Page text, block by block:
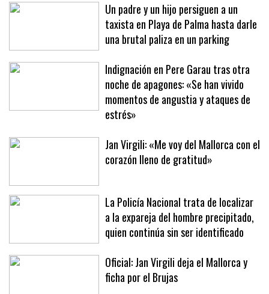
Un padre y un hijo persiguen a un
taxista en Playa de Palma hasta darle
una brutal paliza en un parking
Indignación en Pere Garau tras otra
noche de apagones: «Se han vivido
momentos de angustia y ataques de
estrés»
Jan Virgili: «Me voy del Mallorca con el
corazón lleno de gratitud»
La Policía Nacional trata de localizar
a la expareja del hombre precipitado,
quien continúa sin ser identificado
Oficial: Jan Virgili deja el Mallorca y
ficha por el Brujas